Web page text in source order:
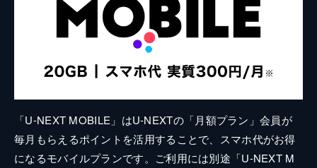
「U-NEXT MOBILE」はU-NEXTの「月額プラン」会員が
毎月もらえるポイントを活用することで、スマホ代がお得
になるモバイルプランです。ご利用には別途「U-NEXT M